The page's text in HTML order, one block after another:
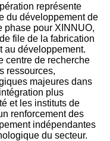
représente
du développement de
phase pour XINNUO,
file de la fabrication
au développement.
centre de recherche
ressources,
majeures dans
plus
et les instituts de
renforcement des
indépendantes
du secteur.